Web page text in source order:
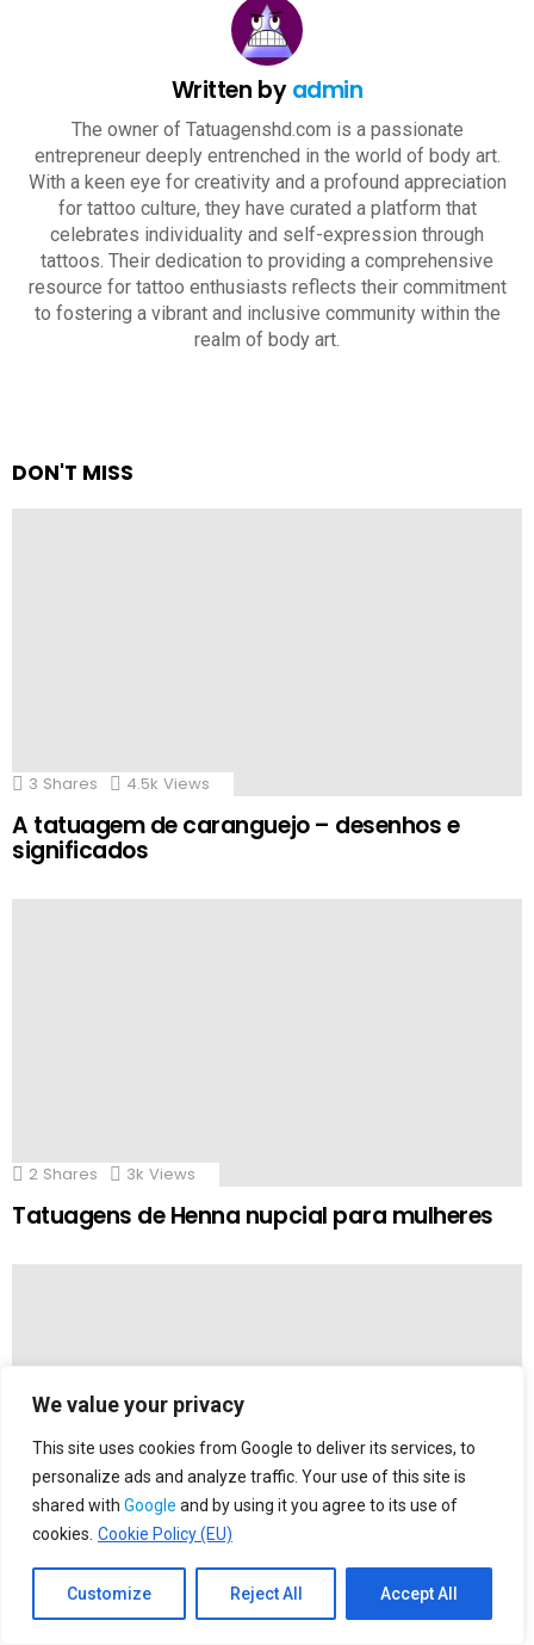
We value your privacy
This site uses cookies from Google to deliver its services, to
personalize ads and analyze traffic. Your use of this site is
shared with Google and by using it you agree to its use of
cookies. Cookie Policy (EU)
Customize Reject All Accept All
Written byadmin
The owner of Tatuagenshd.com is a passionate
entrepreneur deeply entrenched in the world of body art.
With a keen eye for creativity and a profound appreciation
for tattoo culture, they have curated a platform that
celebrates individuality and self-expression through
tattoos. Their dedication to providing a comprehensive
resource for tattoo enthusiasts reflects their commitment
to fostering a vibrant and inclusive community within the
realm of body art.
DON'T MISS
3 Shares 4.5k Views
A tatuagem de caranguejo – desenhos e
significados
2 Shares 3k Views
Tatuagens de Henna nupcial para mulheres
4 Shares 6k Views
Ouça! 90 desenhos de tatuagem de orelha
unisex